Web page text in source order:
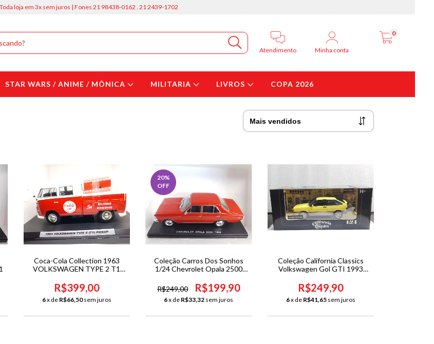
Toda loja em 3x sem juros | Fones 21 98438-0162 . 21 2439-1702
Atendimento Minha conta
0
STAR WARS / ANIME / MÔNICA MILITARIA LIVROS COPA 2026
Coca-Cola Collection 1963
VOLKSWAGEN TYPE 2 T1
R$399,00
6x de R$66,50 sem juros
20%
OFF
Coleção Carros Dos Sonhos
1/24 Chevrolet Opala 2500
R$249,00
R$199,90
6x de R$33,32 sem juros
Coleção California Classics
Volkswagen Gol GTI 1993
R$249,90
6x de R$41,65 sem juros